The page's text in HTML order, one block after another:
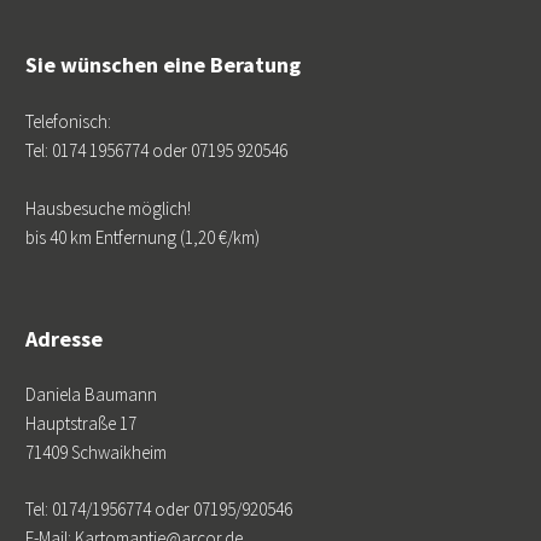
Sie wünschen eine Beratung
Telefonisch:
Tel: 0174 1956774 oder 07195 920546
Hausbesuche möglich!
bis 40 km Entfernung (1,20 €/km)
Adresse
Daniela Baumann
Hauptstraße 17
71409 Schwaikheim
Tel: 0174/1956774 oder 07195/920546